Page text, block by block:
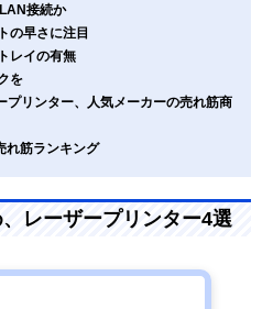
接続か
の早さに注目
レイの有無
を
プリンター、人気メーカーの売れ筋商
れ筋ランキング
レーザープリンター4選